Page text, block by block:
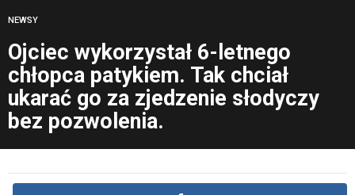
NEWSY
Ojciec wykorzystał 6-letnego
chłopca patykiem. Tak chciał
ukarać go za zjedzenie słodyczy
bez pozwolenia.